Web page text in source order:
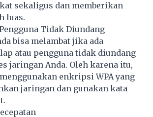
sekaligus dan memberikan
luas.
Tidak Diundang
bisa melambat jika ada
atau pengguna tidak diundang
jaringan Anda. Oleh karena itu,
enkripsi WPA yang
jaringan dan gunakan kata